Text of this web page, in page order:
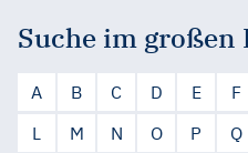
Suche im großen
A B C D E F
L
M N O P Q